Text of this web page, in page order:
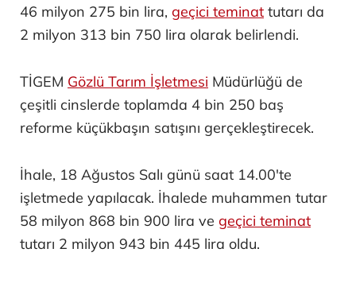
46 milyon 275 bin lira, geçici teminat tutarı da
2 milyon 313 bin 750 lira olarak belirlendi.
TİGEM Gözlü Tarım İşletmesi Müdürlüğü de
çeşitli cinslerde toplamda 4 bin 250 baş
reforme küçükbaşın satışını gerçekleştirecek.
İhale, 18 Ağustos Salı günü saat 14.00'te
işletmede yapılacak. İhalede muhammen tutar
58 milyon 868 bin 900 lira ve geçici teminat
tutarı 2 milyon 943 bin 445 lira oldu.